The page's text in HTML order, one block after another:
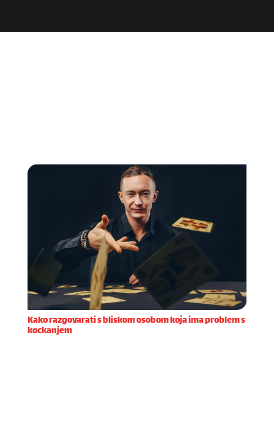
Kako razgovarati s bliskom osobom koja ima problem s
kockanjem